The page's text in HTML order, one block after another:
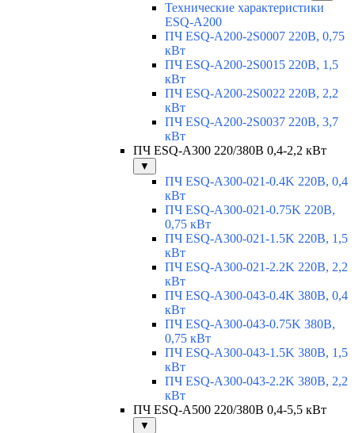
Технические характеристики
ESQ-A200
ПЧ ESQ-A200-2S0007 220В, 0,75
кВт
ПЧ ESQ-A200-2S0015 220В, 1,5
кВт
ПЧ ESQ-A200-2S0022 220В, 2,2
кВт
ПЧ ESQ-A200-2S0037 220В, 3,7
кВт
ПЧ ESQ-A300 220/380В 0,4-2,2 кВт
▼
ПЧ ESQ-A300-021-0.4K 220В, 0,4
кВт
ПЧ ESQ-A300-021-0.75K 220В,
0,75 кВт
ПЧ ESQ-A300-021-1.5K 220В, 1,5
кВт
ПЧ ESQ-A300-021-2.2K 220В, 2,2
кВт
ПЧ ESQ-A300-043-0.4K 380В, 0,4
кВт
ПЧ ESQ-A300-043-0.75K 380В,
0,75 кВт
ПЧ ESQ-A300-043-1.5K 380В, 1,5
кВт
ПЧ ESQ-A300-043-2.2K 380В, 2,2
кВт
ПЧ ESQ-A500 220/380В 0,4-5,5 кВт
▼